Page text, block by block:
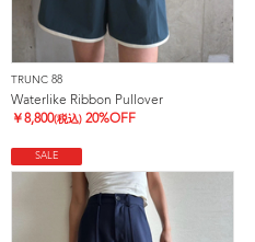
TRUNC 88
Waterlike Ribbon Pullover
￥8,800(税込) 20%OFF
SALE